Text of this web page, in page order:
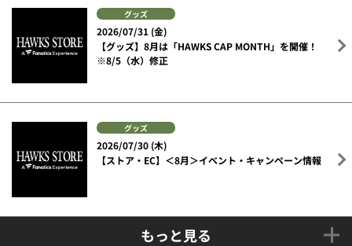
グッズ
2026/07/31 (金)
【グッズ】8月は「HAWKS CAP MONTH」を開催！
※8/5（水）修正
グッズ
2026/07/30 (木)
【ストア・EC】＜8月＞イベント・キャンペーン情報
もっと見る